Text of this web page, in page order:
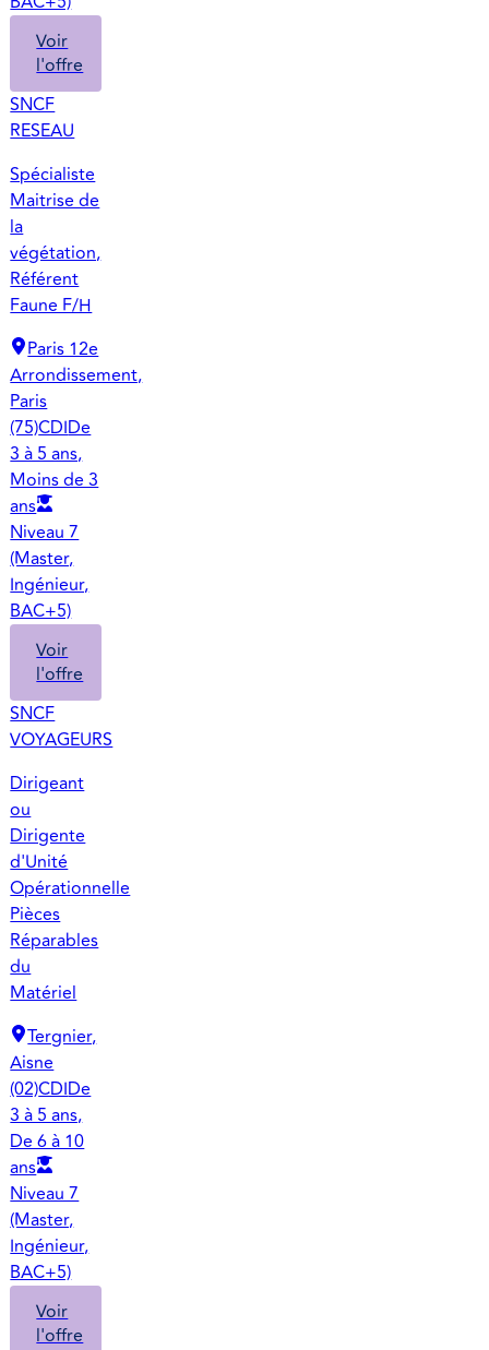
Voir
l'offre
SNCF
RESEAU
Spécialiste
Maitrise de
la
végétation,
Référent
Faune F/H
Paris 12e
Arrondissement,
Paris
(75)CDIDe
3 à 5 ans,
Moins de 3
ans
Niveau 7
(Master,
Ingénieur,
BAC+5)
Voir
l'offre
SNCF
VOYAGEURS
Dirigeant
ou
Dirigente
d'Unité
Opérationnelle
Pièces
Réparables
du
Matériel
Tergnier,
Aisne
(02)CDIDe
3 à 5 ans,
De 6 à 10
ans
Niveau 7
(Master,
Ingénieur,
BAC+5)
Voir
l'offre